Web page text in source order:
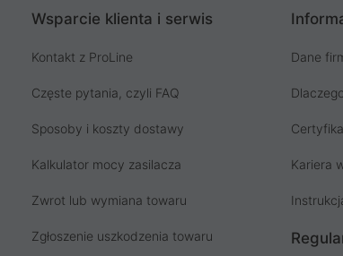
Wsparcie klienta i serwis
Kontakt z ProLine
Częste pytania, czyli FAQ
Sposoby i koszty dostawy
Kalkulator mocy zasilacza
Zwrot lub wymiana towaru
Zgłoszenie uszkodzenia towaru
Dane
Kariera